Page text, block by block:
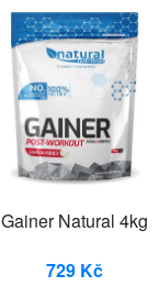
Gainer Natural 4kg
729 Kč